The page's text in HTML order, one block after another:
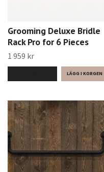
Grooming Deluxe Bridle
Rack Pro for 6 Pieces
1 959 kr